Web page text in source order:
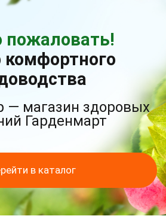
пожаловать!
комфортного
— магазин здоровых
Гарденмарт
в каталог